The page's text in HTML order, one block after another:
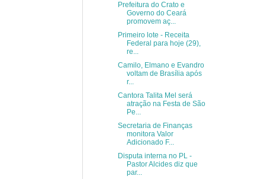
Prefeitura do Crato e
Governo do Ceará
promovem aç...
Primeiro lote - Receita
Federal para hoje (29),
re...
Camilo, Elmano e Evandro
voltam de Brasília após
r...
Cantora Talita Mel será
atração na Festa de São
Pe...
Secretaria de Finanças
monitora Valor
Adicionado F...
Disputa interna no PL -
Pastor Alcides diz que
par...